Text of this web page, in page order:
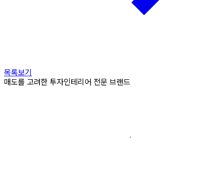
목록보기
매도를 고려한 투자인테리어 전문 브랜드